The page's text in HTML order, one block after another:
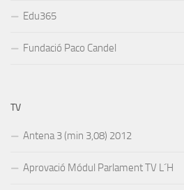
Edu365
Fundació Paco Candel
TV
Antena 3 (min 3,08) 2012
Aprovació Módul Parlament TV L´H